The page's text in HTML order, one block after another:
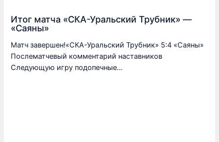
Итог матча «СКА-Уральский Трубник» —
«Саяны»
Матч завершен!«СКА-Уральский Трубник» 5:4 «Саяны»
Послематчевый комментарий наставников
Следующую игру подопечные…